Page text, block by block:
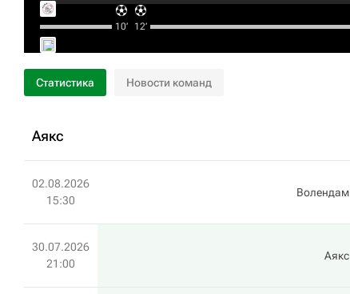
10‎’‎ 12‎’‎
Статистика Новости команд
Аякс
02.08.2026
15:30
Волендам
30.07.2026
21:00
Аякс